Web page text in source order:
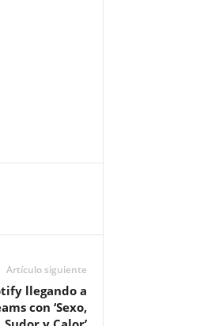
Artículo siguiente
llegando a
con ‘Sexo,